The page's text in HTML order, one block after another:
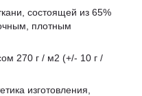
состоящей из 65%
плотным
270 г / м2 (+/- 10 г /
изготовления,